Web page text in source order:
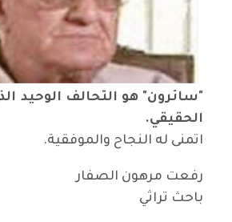
"سائرون" هو التحالف الوحيد
الحقيقي.
اتمنى له النجاح والموفقية.
رفعت مرهون الصفار
باحث تراثي